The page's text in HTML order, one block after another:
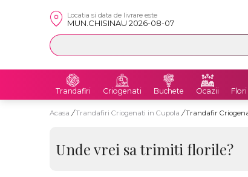
Locatia si data de livrare este
MUN.CHISINAU 2026-08-07
Trandafiri Criogenati Buchete Ocazii
Acasa / Trandafiri Criogenati in Cupola / Trandafir
Unde vrei sa trimiti florile?